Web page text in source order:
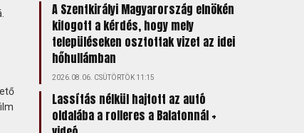
A Szentkirályi Magyarország elnökén
kifogott a kérdés, hogy mely
településeken osztottak vizet az idei
hőhullámban
2026.08.06. CSÜTÖRTÖK 11:15
Lassítás nélkül hajtott az autó
oldalába a rolleres a Balatonnál +